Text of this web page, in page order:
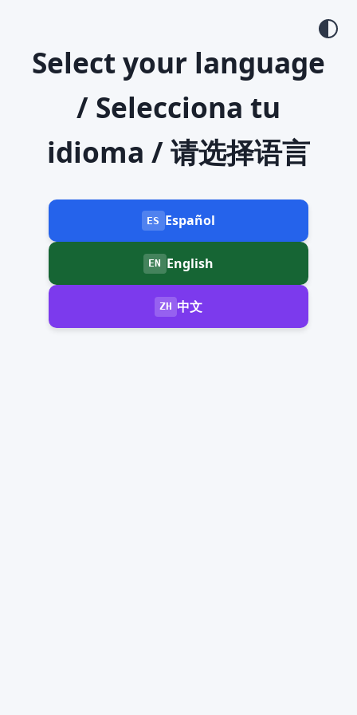
Select your language
/ Selecciona tu
idioma / 请选择语言
ES Español
EN English
ZH 中文